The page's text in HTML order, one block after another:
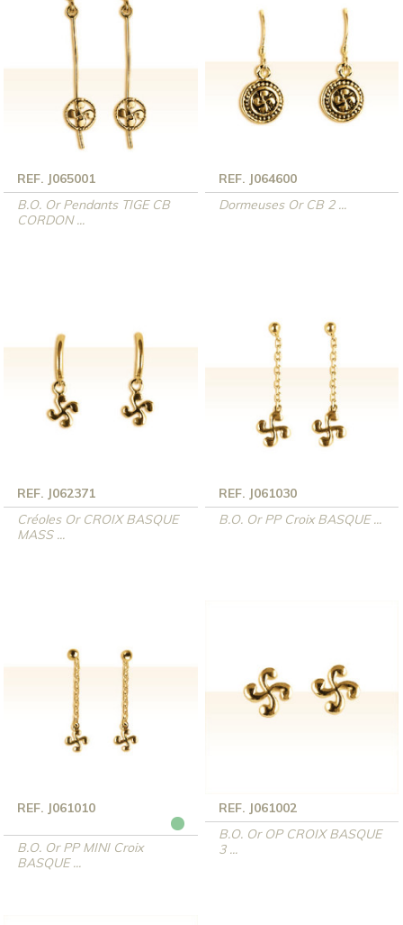
REF. J065001
B.O. Or Pendants TIGE CB
CORDON ...
REF. J064600
Dormeuses Or CB 2 ...
REF. J062371
Créoles Or CROIX BASQUE
MASS ...
REF. J061030
B.O. Or PP Croix BASQUE ...
REF. J061010
B.O. Or PP MINI Croix
BASQUE ...
REF. J061002
B.O. Or OP CROIX BASQUE
3 ...